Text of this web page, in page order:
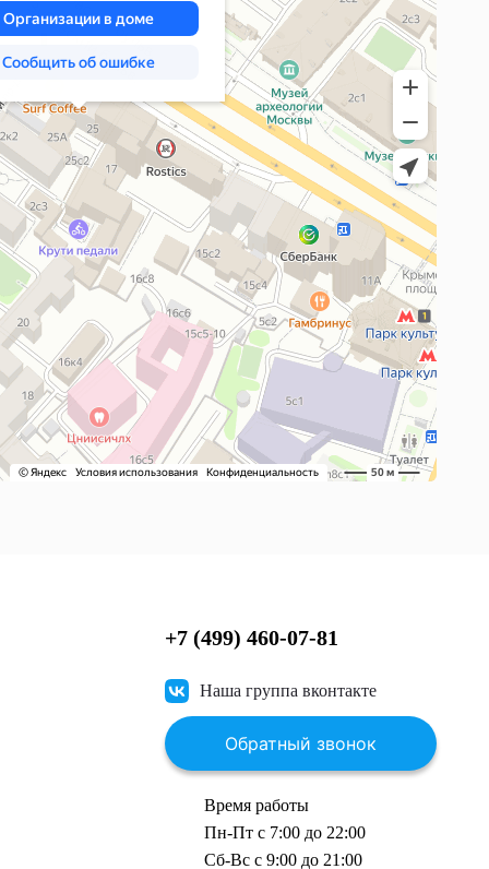
+7 (499) 460-07-81
Наша группа вконтакте
Обратный звонок
Время работы
Пн-Пт с 7:00 до 22:00
Сб-Вс с 9:00 до 21:00